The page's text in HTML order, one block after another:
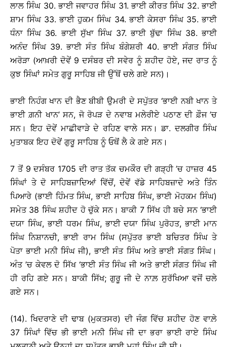
ਲਾਲ ਸਿੰਘ 30. ਭਾਈ ਜਵਾਹਰ ਸਿੰਘ 31. ਭਾਈ ਕੀਰਤ ਸਿੰਘ 32. ਭਾਈ
ਸ਼ਾਮ ਸਿੰਘ 33. ਭਾਈ ਹੁਕਮ ਸਿੰਘ 34. ਭਾਈ ਕੇਸਰਾ ਸਿੰਘ 35. ਭਾਈ
ਧੰਨਾ ਸਿੰਘ 36. ਭਾਈ ਸੁੱਖਾ ਸਿੰਘ 37. ਭਾਈ ਬੁੱਢਾ ਸਿੰਘ 38. ਭਾਈ
ਅਨੰਦ ਸਿੰਘ 39. ਭਾਈ ਸੰਤ ਸਿੰਘ ਬੰਗੇਸ਼ਰੀ 40. ਭਾਈ ਸੰਗਤ ਸਿੰਘ
ਅਰੋੜਾ (ਆਖ਼ਰੀ ਦੋਵੇਂ 9 ਦਸੰਬਰ ਦੀ ਸਵੇਰ ਨੂੰ ਸ਼ਹੀਦ ਹੋਏ, ਜਦ ਰਾਤ ਨੂੰ
ਕੁਝ ਸਿੰਘਾਂ ਸਮੇਤ ਗੁਰੂ ਸਾਹਿਬ ਜੀ ਉੱਥੋਂ ਚਲੇ ਗਏ ਸਨ)।
ਭਾਈ ਨਿਹੰਗ ਖਾਨ ਦੀ ਭੈਣ ਬੀਬੀ ਉਮਰੀ ਦੇ ਸਪੁੱਤਰ ‘ਭਾਈ ਨਬੀ ਖਾਨ ਤੇ
ਭਾਈ ਗ਼ਨੀ ਖਾਨ’ ਸਨ, ਜੋ ਰੋਪੜ ਦੇ ਨਵਾਬ ਮਲੇਰੀਏ ਪਠਾਣ ਦੀ ਫ਼ੌਜ ’ਚ
ਸਨ। ਇਹ ਦੋਵੇਂ ਮਾਛੀਵਾੜੇ ਦੇ ਰਹਿਣ ਵਾਲੇ ਸਨ। ਡਾ. ਦਲਗੀਰ ਸਿੰਘ
ਮੁਤਾਬਕ ਇਹ ਦੋਵੇਂ ਗੁਰੂ ਸਾਹਿਬ ਨੂੰ ਓਥੋਂ ਲੈ ਕੇ ਗਏ ਸਨ।
7 ਤੋਂ 9 ਦਸੰਬਰ 1705 ਦੀ ਰਾਤ ਤੱਕ ਚਮਕੌਰ ਦੀ ਗੜ੍ਹੀ ’ਚ ਹਾਜ਼ਰ 45
ਸਿੰਘਾਂ ਤੇ ਦੋ ਸਾਹਿਬਜ਼ਾਦਿਆਂ ਵਿੱਚੋਂ, ਦੋਵੇਂ ਵੱਡੇ ਸਾਹਿਬਜ਼ਾਦੇ ਅਤੇ ਤਿੰਨ
ਪਿਆਰੇ (ਭਾਈ ਹਿੰਮਤ ਸਿੰਘ, ਭਾਈ ਸਾਹਿਬ ਸਿੰਘ, ਭਾਈ ਮੋਹਕਮ ਸਿੰਘ)
ਸਮੇਤ 38 ਸਿੰਘ ਸ਼ਹੀਦ ਹੋ ਚੁੱਕੇ ਸਨ। ਬਾਕੀ 7 ਸਿੱਖ ਹੀ ਬਚੇ ਸਨ ‘ਭਾਈ
ਦਯਾ ਸਿੰਘ, ਭਾਈ ਧਰਮ ਸਿੰਘ, ਭਾਈ ਦਯਾ ਸਿੰਘ ਪੁਰੋਹਤ, ਭਾਈ ਮਾਨ
ਸਿੰਘ ਨਿਸ਼ਾਨਚੀ, ਭਾਈ ਰਾਮ ਸਿੰਘ (ਸਪੁੱਤਰ ਭਾਈ ਬਚਿਤਰ ਸਿੰਘ ਤੇ
ਪੋਤਾ ਭਾਈ ਮਨੀ ਸਿੰਘ ਜੀ), ਭਾਈ ਸੰਤ ਸਿੰਘ ਅਤੇ ਭਾਈ ਸੰਗਤ ਸਿੰਘ।
ਅੰਤ ’ਚ ਕੇਵਲ ਦੋ ਸਿੱਖ ‘ਭਾਈ ਸੰਤ ਸਿੰਘ ਜੀ ਅਤੇ ਭਾਈ ਸੰਗਤ ਸਿੰਘ ਜੀ
ਹੀ ਰਹਿ ਗਏ ਸਨ। ਬਾਕੀ ਸਿੱਖ; ਗੁਰੂ ਜੀ ਦੇ ਨਾਲ਼ ਸੁਰੱਖਿਆ ਵਜੋਂ ਚਲੇ
ਗਏ ਸਨ।
(14). ਖਿਦਰਾਣੇ ਦੀ ਢਾਬ (ਮੁਕਤਸਰ) ਦੀ ਜੰਗ ਵਿੱਚ ਸ਼ਹੀਦ ਹੋਣ ਵਾਲ਼ੇ
37 ਸਿੰਘਾਂ ਵਿੱਚ ਭੀ ਭਾਈ ਮਨੀ ਸਿੰਘ ਜੀ ਦਾ ਭਰਾ ਭਾਈ ਰਾਏ ਸਿੰਘ